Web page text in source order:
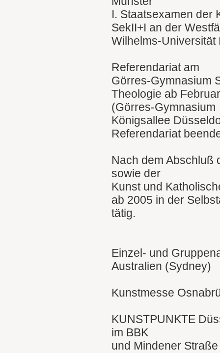
I. Staatsexamen der
SekII+I an der
Wilhelms-Universität
Referendariat am
Görres-Gymnasium
Theologie ab
(Görres-Gymnasium
Königsallee
Referendariat
Nach dem Abschluß
sowie der
Kunst und
ab 2005 in der
tätig.
Einzel- und
Australien (Sydney)
Kunstmesse
KUNSTPUNKTE
im BBK
und Mindener